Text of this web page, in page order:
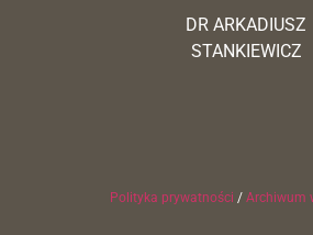
DR ARKADIUSZ
STANKIEWICZ
Polityka prywatności / Archiwum